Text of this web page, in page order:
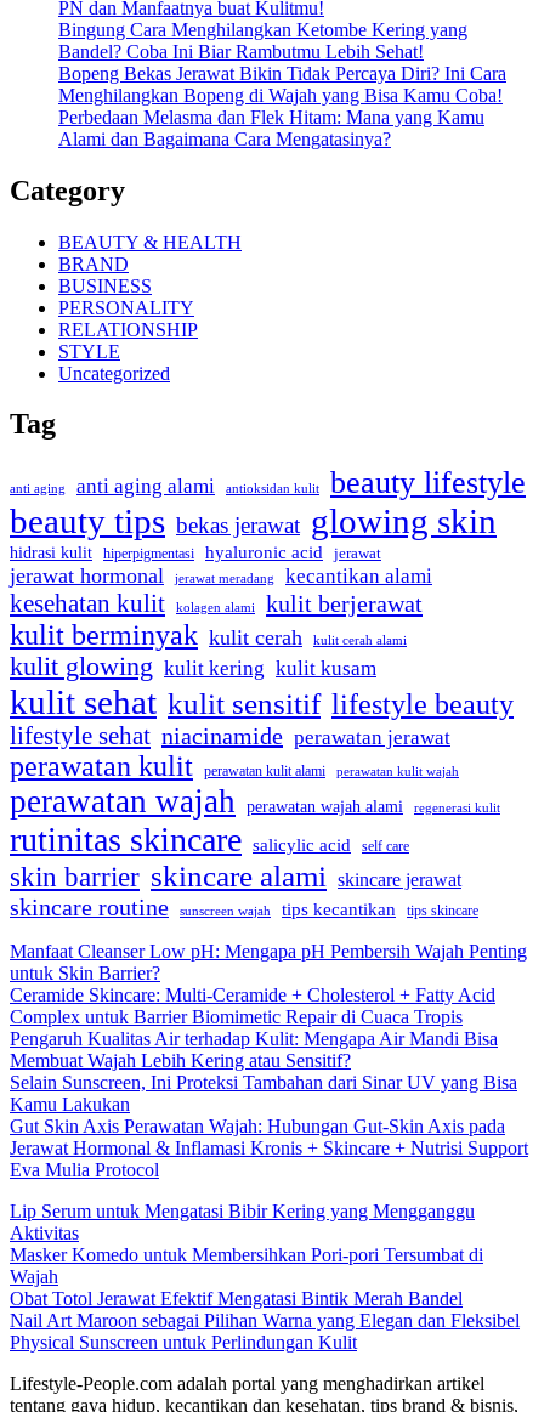
PN dan Manfaatnya buat Kulitmu!
Bingung Cara Menghilangkan Ketombe Kering yang
Bandel? Coba Ini Biar Rambutmu Lebih Sehat!
Bopeng Bekas Jerawat Bikin Tidak Percaya Diri? Ini Cara
Menghilangkan Bopeng di Wajah yang Bisa Kamu Coba!
Perbedaan Melasma dan Flek Hitam: Mana yang Kamu
Alami dan Bagaimana Cara Mengatasinya?
Category
BEAUTY & HEALTH
BRAND
BUSINESS
PERSONALITY
RELATIONSHIP
STYLE
Uncategorized
Tag
anti aging anti aging alami antioksidan kulit beauty lifestyle
beauty tips bekas jerawat glowing skin
hidrasi kulit hiperpigmentasi hyaluronic acid jerawat
jerawat hormonal jerawat meradang kecantikan alami
kesehatan kulit kolagen alami kulit berjerawat
kulit berminyak kulit cerah kulit cerah alami
kulit glowing kulit kering kulit kusam
kulit sehat kulit sensitif lifestyle beauty
lifestyle sehat niacinamide perawatan jerawat
perawatan kulit perawatan kulit alami perawatan kulit wajah
perawatan wajah perawatan wajah alami regenerasi kulit
rutinitas skincare salicylic acid self care
skin barrier skincare alami skincare jerawat
skincare routine sunscreen wajah tips kecantikan tips skincare
Manfaat Cleanser Low pH: Mengapa pH Pembersih Wajah Penting
untuk Skin Barrier?
Ceramide Skincare: Multi-Ceramide + Cholesterol + Fatty Acid
Complex untuk Barrier Biomimetic Repair di Cuaca Tropis
Pengaruh Kualitas Air terhadap Kulit: Mengapa Air Mandi Bisa
Membuat Wajah Lebih Kering atau Sensitif?
Selain Sunscreen, Ini Proteksi Tambahan dari Sinar UV yang Bisa
Kamu Lakukan
Gut Skin Axis Perawatan Wajah: Hubungan Gut-Skin Axis pada
Jerawat Hormonal & Inflamasi Kronis + Skincare + Nutrisi Support
Eva Mulia Protocol
Lip Serum untuk Mengatasi Bibir Kering yang Mengganggu
Aktivitas
Masker Komedo untuk Membersihkan Pori-pori Tersumbat di
Wajah
Obat Totol Jerawat Efektif Mengatasi Bintik Merah Bandel
Nail Art Maroon sebagai Pilihan Warna yang Elegan dan Fleksibel
Physical Sunscreen untuk Perlindungan Kulit
Lifestyle-People.com adalah portal yang menghadirkan artikel
tentang gaya hidup, kecantikan dan kesehatan, tips brand & bisnis,